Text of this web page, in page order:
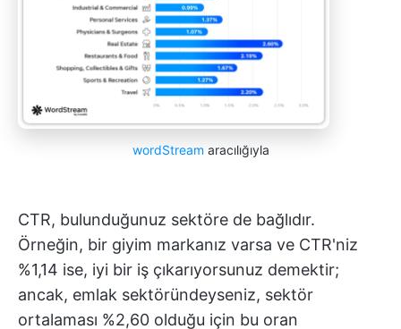
wordStream aracılığıyla
CTR, bulunduğunuz sektöre de bağlıdır.
Örneğin, bir giyim markanız varsa ve CTR'niz
%1,14 ise, iyi bir iş çıkarıyorsunuz demektir;
ancak, emlak sektöründeyseniz, sektör
ortalaması %2,60 olduğu için bu oran